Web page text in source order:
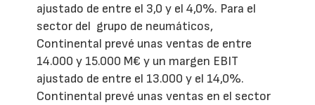
ajustado de entre el 3,0 y el 4,0%. Para el
sector del grupo de neumáticos,
Continental prevé unas ventas de entre
14.000 y 15.000 M€ y un margen EBIT
ajustado de entre el 13.000 y el 14,0%.
Continental prevé unas ventas en el sector